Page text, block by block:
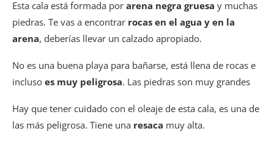
Esta cala está formada por arena negra gruesa y muchas
piedras. Te vas a encontrar rocas en el agua y en la
arena, deberías llevar un calzado apropiado.
No es una buena playa para bañarse, está llena de rocas e
incluso es muy peligrosa. Las piedras son muy grandes
Hay que tener cuidado con el oleaje de esta cala, es una de
las más peligrosa. Tiene una resaca muy alta.